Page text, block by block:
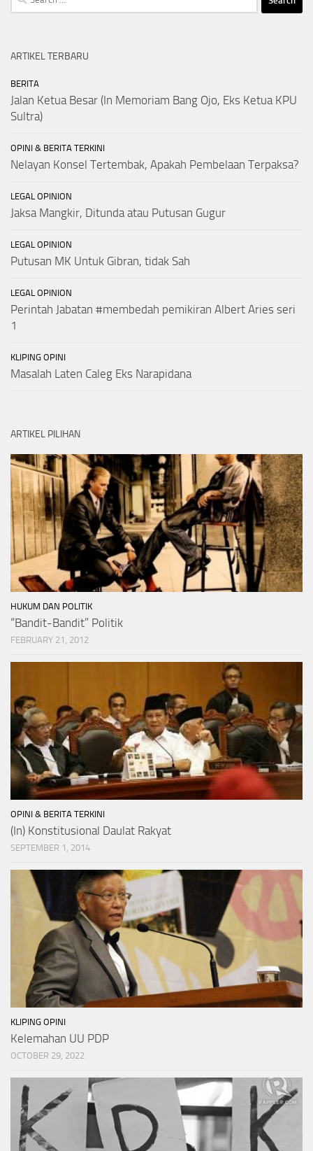
for:
ARTIKEL TERBARU
BERITA
Jalan Ketua Besar (In Memoriam Bang Ojo, Eks Ketua KPU
Sultra)
OPINI & BERITA TERKINI
Nelayan Konsel Tertembak, Apakah Pembelaan Terpaksa?
LEGAL OPINION
Jaksa Mangkir, Ditunda atau Putusan Gugur
LEGAL OPINION
Putusan MK Untuk Gibran, tidak Sah
LEGAL OPINION
Perintah Jabatan #membedah pemikiran Albert Aries seri
1
KLIPING OPINI
Masalah Laten Caleg Eks Narapidana
ARTIKEL PILIHAN
HUKUM DAN POLITIK
“Bandit-Bandit” Politik
FEBRUARY 21, 2012
OPINI & BERITA TERKINI
(In) Konstitusional Daulat Rakyat
SEPTEMBER 1, 2014
KLIPING OPINI
Kelemahan UU PDP
OCTOBER 29, 2022